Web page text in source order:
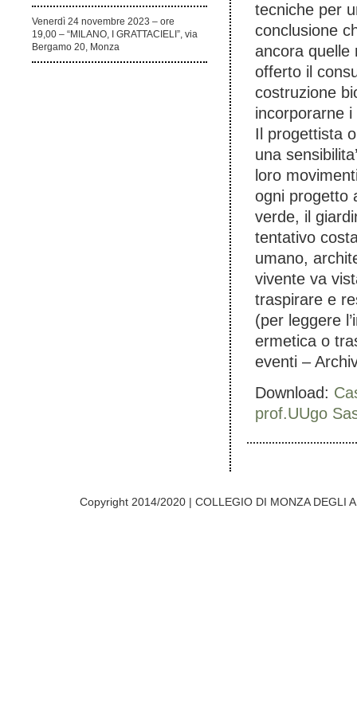
Venerdì 24 novembre 2023 – ore
19,00 – “MILANO, I GRATTACIELI”, via
Bergamo 20, Monza
tecniche per
conclusione
ancora quelle
offerto il
costruzione
incorporarne
Il progettista
una
loro
ogni progetto
verde, il
tentativo
umano,
vivente va
traspirare e
(per leggere
ermetica o
eventi –
Download:
prof.UUgo
Copyright 2014/2020 | COLLEGIO DI MONZA DEGLI